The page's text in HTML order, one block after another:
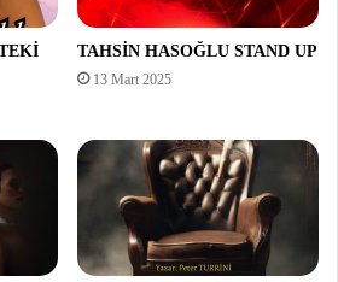
TAHSİN HASOĞLU STAND UP
13 Mart 2025